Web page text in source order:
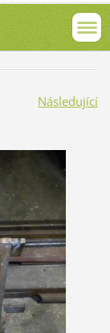
Následující